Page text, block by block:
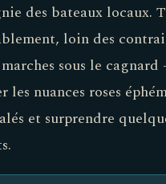
des bateaux locaux.
loin des
sous le
les nuances roses
et surprendre